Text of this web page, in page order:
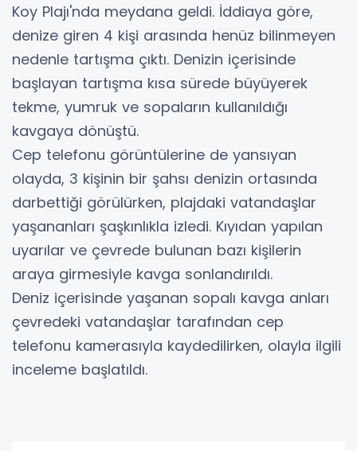
Koy Plajı'nda meydana geldi. İddiaya göre,
denize giren 4 kişi arasında henüz bilinmeyen
nedenle tartışma çıktı. Denizin içerisinde
başlayan tartışma kısa sürede büyüyerek
tekme, yumruk ve sopaların kullanıldığı
kavgaya dönüştü.
Cep telefonu görüntülerine de yansıyan
olayda, 3 kişinin bir şahsı denizin ortasında
darbettiği görülürken, plajdaki vatandaşlar
yaşananları şaşkınlıkla izledi. Kıyıdan yapılan
uyarılar ve çevrede bulunan bazı kişilerin
araya girmesiyle kavga sonlandırıldı.
Deniz içerisinde yaşanan sopalı kavga anları
çevredeki vatandaşlar tarafından cep
telefonu kamerasıyla kaydedilirken, olayla ilgili
inceleme başlatıldı.